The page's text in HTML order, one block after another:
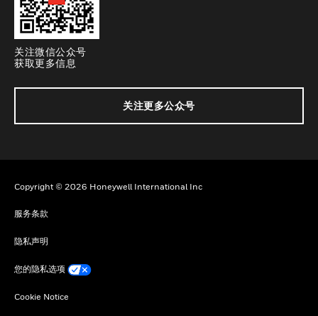
关注微信公众号
获取更多信息
关注更多公众号
Copyright © 2026 Honeywell International Inc
服务条款
隐私声明
您的隐私选项
Cookie Notice